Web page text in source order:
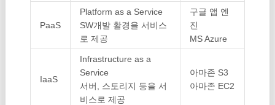
PaaS
Platform as a Service
SW개발 활경을 서비스
로 제공
구글 앱 엔
진
MS Azure
IaaS
Infrastructure as a
Service
서버, 스토리지 등을 서
비스로 제공
아마존 S3
아마존 EC2